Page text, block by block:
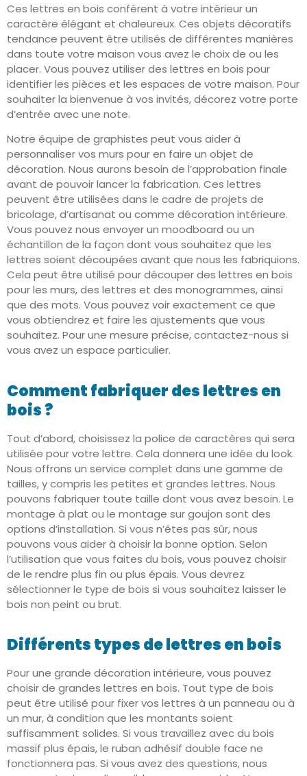
Ces lettres en bois confèrent à votre intérieur un
caractère élégant et chaleureux. Ces objets décoratifs
tendance peuvent être utilisés de différentes manières
dans toute votre maison vous avez le choix de ou les
placer. Vous pouvez utiliser des lettres en bois pour
identifier les pièces et les espaces de votre maison. Pour
souhaiter la bienvenue à vos invités, décorez votre porte
d’entrée avec une note.
Notre équipe de graphistes peut vous aider à
personnaliser vos murs pour en faire un objet de
décoration. Nous aurons besoin de l’approbation finale
avant de pouvoir lancer la fabrication. Ces lettres
peuvent être utilisées dans le cadre de projets de
bricolage, d’artisanat ou comme décoration intérieure.
Vous pouvez nous envoyer un moodboard ou un
échantillon de la façon dont vous souhaitez que les
lettres soient découpées avant que nous les fabriquions.
Cela peut être utilisé pour découper des lettres en bois
pour les murs, des lettres et des monogrammes, ainsi
que des mots. Vous pouvez voir exactement ce que
vous obtiendrez et faire les ajustements que vous
souhaitez. Pour une mesure précise, contactez-nous si
vous avez un espace particulier.
Comment fabriquer des lettres en
bois ?
Tout d’abord, choisissez la police de caractères qui sera
utilisée pour votre lettre. Cela donnera une idée du look.
Nous offrons un service complet dans une gamme de
tailles, y compris les petites et grandes lettres. Nous
pouvons fabriquer toute taille dont vous avez besoin. Le
montage à plat ou le montage sur goujon sont des
options d’installation. Si vous n’êtes pas sûr, nous
pouvons vous aider à choisir la bonne option. Selon
l’utilisation que vous faites du bois, vous pouvez choisir
de le rendre plus fin ou plus épais. Vous devrez
sélectionner le type de bois si vous souhaitez laisser le
bois non peint ou brut.
Différents types de lettres en bois
Pour une grande décoration intérieure, vous pouvez
choisir de grandes lettres en bois. Tout type de bois
peut être utilisé pour fixer vos lettres à un panneau ou à
un mur, à condition que les montants soient
suffisamment solides. Si vous travaillez avec du bois
massif plus épais, le ruban adhésif double face ne
fonctionnera pas. Si vous avez des questions, nous